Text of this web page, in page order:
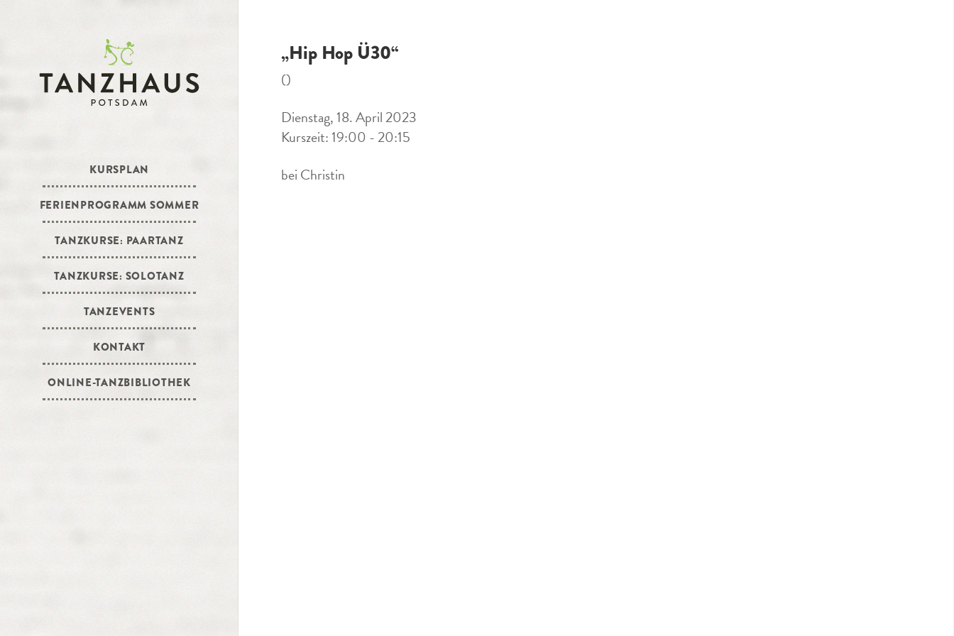
KURSPLAN
FERIENPROGRAMM SOMMER
TANZKURSE: PAARTANZ
TANZKURSE: SOLOTANZ
TANZEVENTS
KONTAKT
ONLINE-TANZBIBLIOTHEK
„Hip Hop Ü30“
()
Dienstag, 18. April 2023
Kurszeit: 19:00 - 20:15
bei Christin